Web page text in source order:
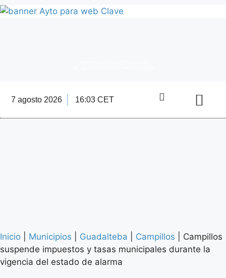
7 agosto 2026 16:03 CET
Inicio Municipios Guadalteba Campillos
Campillos
suspende impuestos y tasas municipales durante la
vigencia del estado de alarma